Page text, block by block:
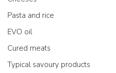
Pasta and rice
EVO oil
Cured meats
Typical savoury products